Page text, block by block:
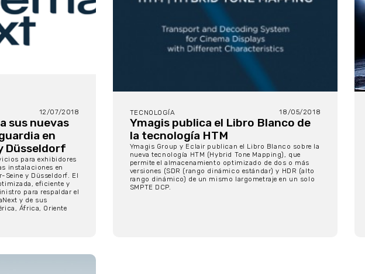
12/07/2018
sus nuevas
en
Düsseldorf
para exhibidores
instalaciones en
Seine y Düsseldorf. El
eficiente y
para respaldar el
y de sus
África, Oriente
TECNOLOGÍA 18/05/2018
Ymagis publica el Libro Blanco de
la tecnología HTM
Ymagis Group y Eclair publican el Libro Blanco sobre la
nueva tecnología HTM (Hybrid Tone Mapping), que
permite el almacenamiento optimizado de dos o más
versiones (SDR (rango dinámico estándar) y HDR (alto
rango dinámico) de un mismo largometraje en un solo
SMPTE DCP.